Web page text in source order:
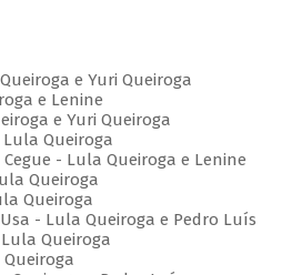
e Yuri Queiroga
e Lenine
e Yuri Queiroga
Lula Queiroga
Cegue - Lula Queiroga e Lenine
Queiroga
Queiroga
- Lula Queiroga e Pedro Luís
Queiroga
Queiroga